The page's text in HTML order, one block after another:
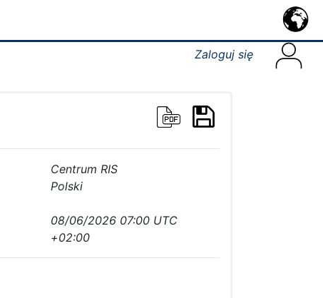
Zaloguj się
Centrum RIS
Polski
08/06/2026 07:00 UTC
+02:00